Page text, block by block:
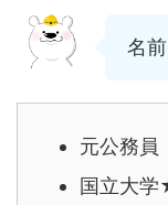
名
元公務員
国立大学